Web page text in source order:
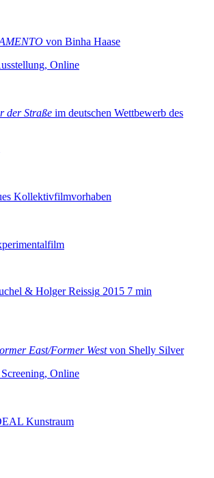
von Binha Haase
Online
der Straße im deutschen Wettbewerb des
Kollektivfilmvorhaben
& Holger Reissig 2015 7 min
East/Former Westvon Shelly Silver
Online
Kunstraum